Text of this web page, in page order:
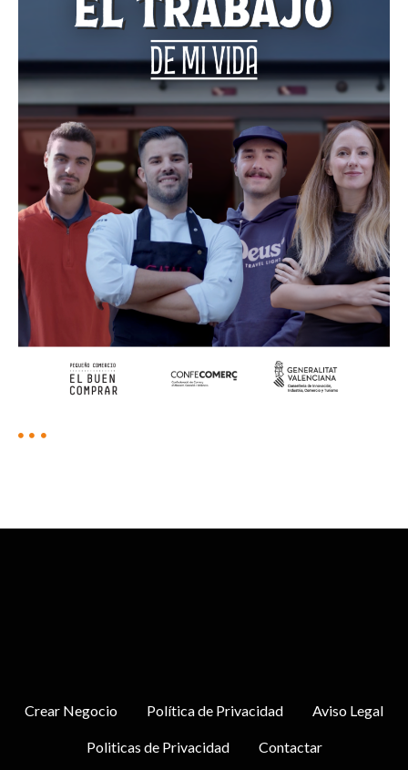
Crear Negocio Política de Privacidad Aviso Legal
Politicas de Privacidad Contactar